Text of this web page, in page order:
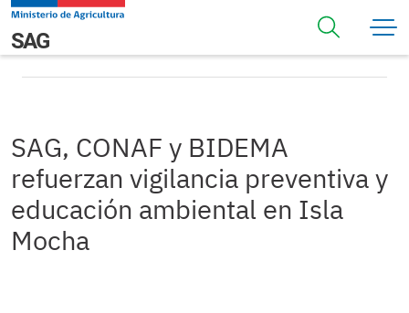
Pasar al contenido principal
Navegación principal
SAGSAG, CONAF y BIDEMA refuerzan vigilancia preventiva y
educación ambiental en Isla Mocha
SAG, CONAF y BIDEMA
refuerzan vigilancia preventiva y
educación ambiental en Isla
Mocha